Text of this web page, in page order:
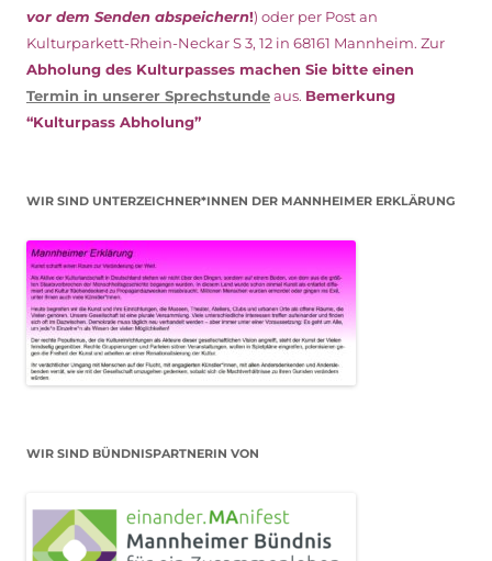
vor dem Senden abspeichern!) oder per Post an
Kulturparkett-Rhein-Neckar S 3, 12 in 68161 Mannheim. Zur
Abholung des Kulturpasses machen Sie bitte einen
Termin in unserer Sprechstundeaus. Bemerkung
“Kulturpass Abholung”
WIR SIND UNTERZEICHNER*INNEN DER MANNHEIMER ERKLÄRUNG
WIR SIND BÜNDNISPARTNERIN VON